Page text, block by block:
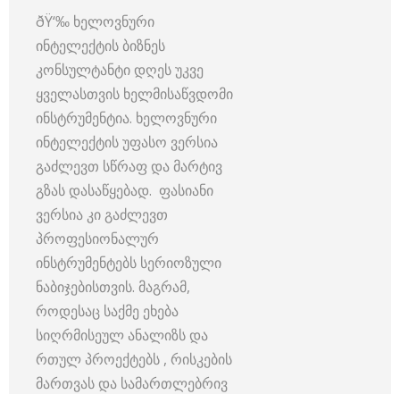
ðŸ‘‰ ხელოვნური
ინტელექტის ბიზნეს
კონსულტანტი დღეს უკვე
ყველასთვის ხელმისაწვდომი
ინსტრუმენტია. ხელოვნური
ინტელექტის უფასო ვერსია
გაძლევთ სწრაფ და მარტივ
გზას დასაწყებად. ფასიანი
ვერსია კი გაძლევთ
პროფესიონალურ
ინსტრუმენტებს სერიოზული
ნაბიჯებისთვის. მაგრამ,
როდესაც საქმე ეხება
სიღრმისეულ ანალიზს და
რთულ პროექტებს , რისკების
მართვას და სამართლებრივ